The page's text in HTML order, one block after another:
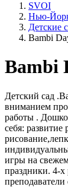
SVOI
Нью-
Детские
Bambi
Bambi
Детский сад
вниманием
работы .
себя: развитие
игры на
праздники. 4-